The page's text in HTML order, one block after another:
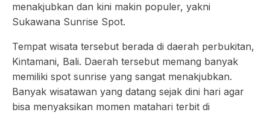
menakjubkan dan kini makin populer, yakni
Sukawana Sunrise Spot.
Tempat wisata tersebut berada di daerah perbukitan,
Kintamani, Bali. Daerah tersebut memang banyak
memiliki spot sunrise yang sangat menakjubkan.
Banyak wisatawan yang datang sejak dini hari agar
bisa menyaksikan momen matahari terbit di